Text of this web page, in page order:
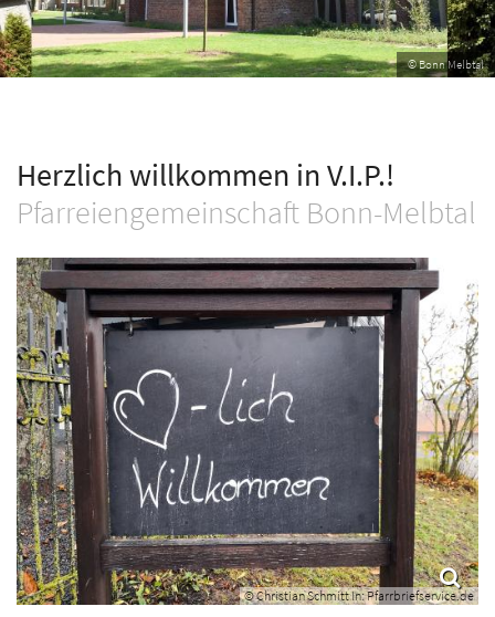
© Bonn Melbtal
Herzlich willkommen in V.I.P.!
Pfarreiengemeinschaft Bonn-Melbtal
© Christian Schmitt In: Pfarrbriefservice.de